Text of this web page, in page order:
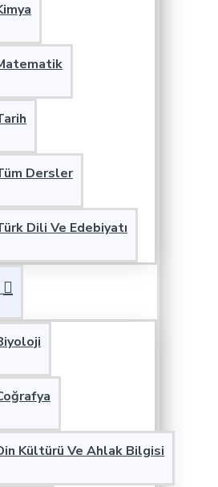
Dersler
Dili Ve Edebiyatı
Kültürü Ve Ahlak Bilgisi